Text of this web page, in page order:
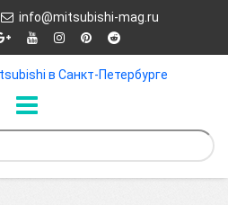
info@mitsubishi-mag.ru